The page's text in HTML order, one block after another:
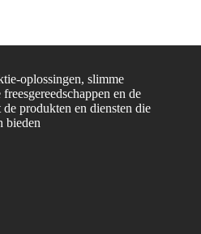
oplossingen, slimme
en de
produkten en diensten die
bieden